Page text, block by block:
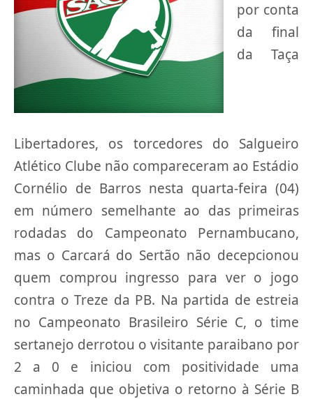
por conta
da final
da Taça
Libertadores, os torcedores do Salgueiro
Atlético Clube não compareceram ao Estádio
Cornélio de Barros nesta quarta-feira (04)
em número semelhante ao das primeiras
rodadas do Campeonato Pernambucano,
mas o Carcará do Sertão não decepcionou
quem comprou ingresso para ver o jogo
contra o Treze da PB. Na partida de estreia
no Campeonato Brasileiro Série C, o time
sertanejo derrotou o visitante paraibano por
2 a 0 e iniciou com positividade uma
caminhada que objetiva o retorno à Série B